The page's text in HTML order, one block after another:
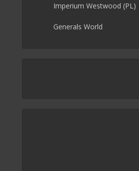
Imperium Westwood (PL)
Generals World